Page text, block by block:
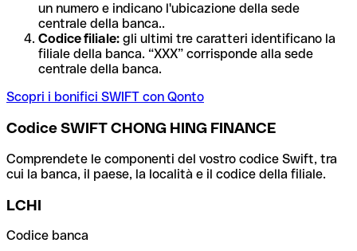
un numero e indicano l'ubicazione della sede
centrale della banca..
Codice filiale: gli ultimi tre caratteri identificano la
filiale della banca. “XXX” corrisponde alla sede
centrale della banca.
Scopri i bonifici SWIFT con Qonto
Codice SWIFT CHONG HING FINANCE
Comprendete le componenti del vostro codice Swift, tra
cui la banca, il paese, la località e il codice della filiale.
LCHI
Codice banca